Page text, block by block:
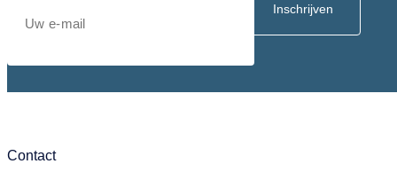
Inschrijven
Contact